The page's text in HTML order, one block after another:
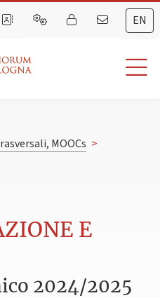
EN
MOOCs >
E
2024/2025